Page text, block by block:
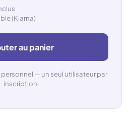
(Klarna)
au panier
— un seul utilisateur par
inscription.